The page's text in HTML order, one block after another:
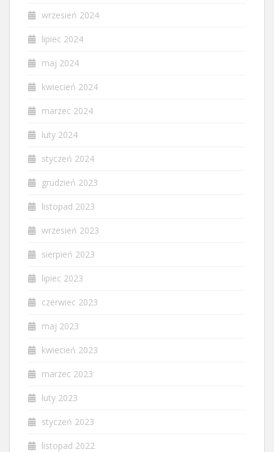
wrzesień 2024
lipiec 2024
maj 2024
kwiecień 2024
marzec 2024
luty 2024
styczeń 2024
grudzień 2023
listopad 2023
wrzesień 2023
sierpień 2023
lipiec 2023
czerwiec 2023
maj 2023
kwiecień 2023
marzec 2023
luty 2023
styczeń 2023
listopad 2022